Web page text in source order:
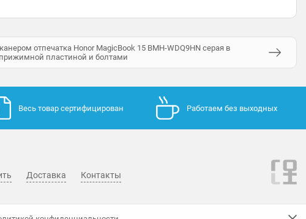
отпечатка Honor MagicBook 15 BMH-WDQ9HN серая в
пластиной и болтами
Весь товар сертифицирован Работаем без выходных
Доставка Контакты